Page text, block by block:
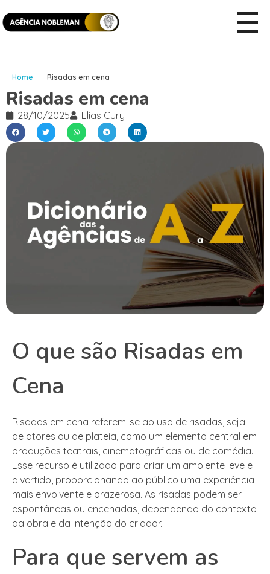
Home Risadas em cena
Risadas em cena
28/10/2025 Elias Cury
O que são Risadas em
Cena
Risadas em cena referem-se ao uso de risadas, seja
de atores ou de plateia, como um elemento central em
produções teatrais, cinematográficas ou de comédia.
Esse recurso é utilizado para criar um ambiente leve e
divertido, proporcionando ao público uma experiência
mais envolvente e prazerosa. As risadas podem ser
espontâneas ou encenadas, dependendo do contexto
da obra e da intenção do criador.
Para que servem as